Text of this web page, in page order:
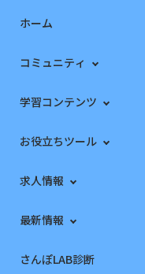
ホーム
コミュニティ
学習コンテンツ
お役立ちツール
求人情報
最新情報
さんぽLAB診断